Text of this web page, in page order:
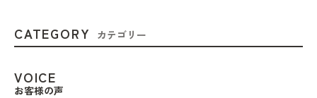
CATEGORY カテゴリー
VOICE
お客様の声